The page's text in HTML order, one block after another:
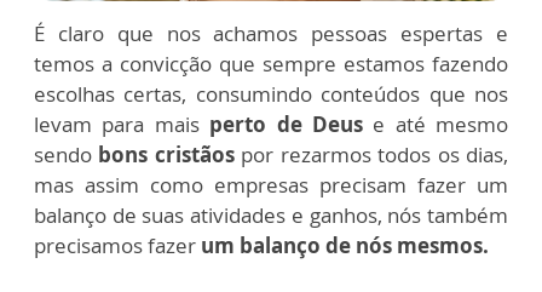
É claro que nos achamos pessoas espertas e
temos a convicção que sempre estamos fazendo
escolhas certas, consumindo conteúdos que nos
levam para mais perto de Deuse até mesmo
sendo bons cristãospor rezarmos todos os dias,
mas assim como empresas precisam fazer um
balanço de suas atividades e ganhos, nós também
precisamos fazer um balanço de nós mesmos.